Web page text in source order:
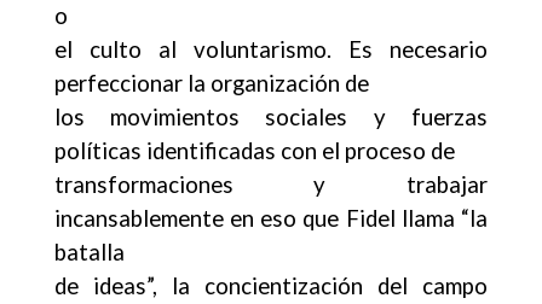
o
el culto al voluntarismo. Es necesario
perfeccionar la organización de
los movimientos sociales y fuerzas
políticas identificadas con el proceso de
transformaciones y trabajar
incansablemente en eso que Fidel llama “la
batalla
de ideas”, la concientización del campo